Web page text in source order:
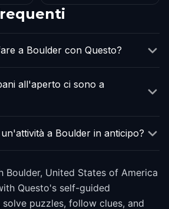
a Boulder con Questo?
all'aperto ci sono a
a Boulder in anticipo?
Boulder, United States of America
Questo's self-guided
puzzles, follow clues, and